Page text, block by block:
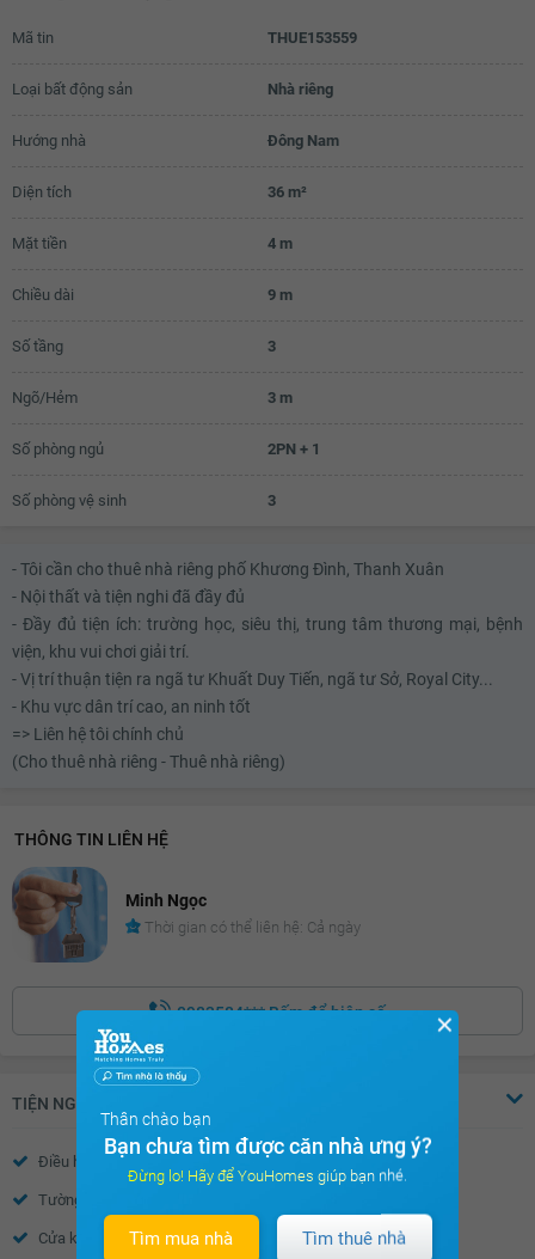
Mã tin THUE153559
Loại bất động sản Nhà riêng
Hướng nhà Đông Nam
Diện tích 36 m²
Mặt tiền 4 m
Chiều dài 9 m
Số tầng 3
Ngõ/Hẻm 3 m
Số phòng ngủ 2PN + 1
Số phòng vệ sinh 3
- Tôi cần cho thuê nhà riêng phố Khương Đình, Thanh Xuân
- Nội thất và tiện nghi đã đầy đủ
- Đầy đủ tiện ích: trường học, siêu thị, trung tâm thương mại, bệnh
viện, khu vui chơi giải trí.
- Vị trí thuận tiện ra ngã tư Khuất Duy Tiến, ngã tư Sở, Royal City...
- Khu vực dân trí cao, an ninh tốt
=> Liên hệ tôi chính chủ
(Cho thuê nhà riêng - Thuê nhà riêng)
THÔNG TIN LIÊN HỆ
Minh Ngọc
Thời gian có thể liên hệ: Cả ngày
0983584***Bấm để hiện số
TIỆN NGHI
Điều hòa
Tường sơn bả
Cửa khung nhôm kính Chuông điện
✕
Thân chào bạn
Bạn chưa tìm được căn nhà ưng ý?
Đừng lo! Hãy để YouHomes giúp bạn nhé.
Tìm mua nhà Tìm thuê nhà